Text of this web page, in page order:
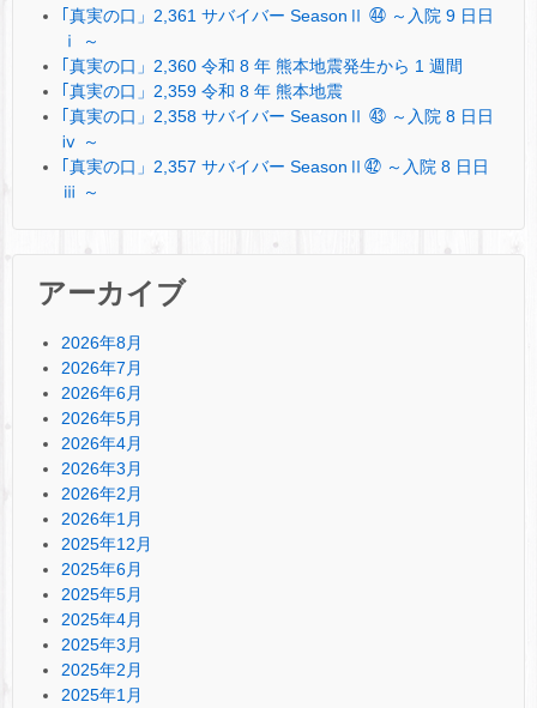
｢真実の口」2,361 サバイバー SeasonⅡ ㊹ ～入院 9 日日
ⅰ ～
｢真実の口」2,360 令和 8 年 熊本地震発生から 1 週間
｢真実の口」2,359 令和 8 年 熊本地震
｢真実の口」2,358 サバイバー SeasonⅡ ㊸ ～入院 8 日日
ⅳ ～
｢真実の口」2,357 サバイバー SeasonⅡ㊷ ～入院 8 日日
ⅲ ～
アーカイブ
2026年8月
2026年7月
2026年6月
2026年5月
2026年4月
2026年3月
2026年2月
2026年1月
2025年12月
2025年6月
2025年5月
2025年4月
2025年3月
2025年2月
2025年1月